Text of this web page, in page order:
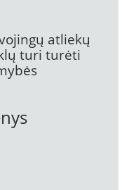
atliekų
turi turėti